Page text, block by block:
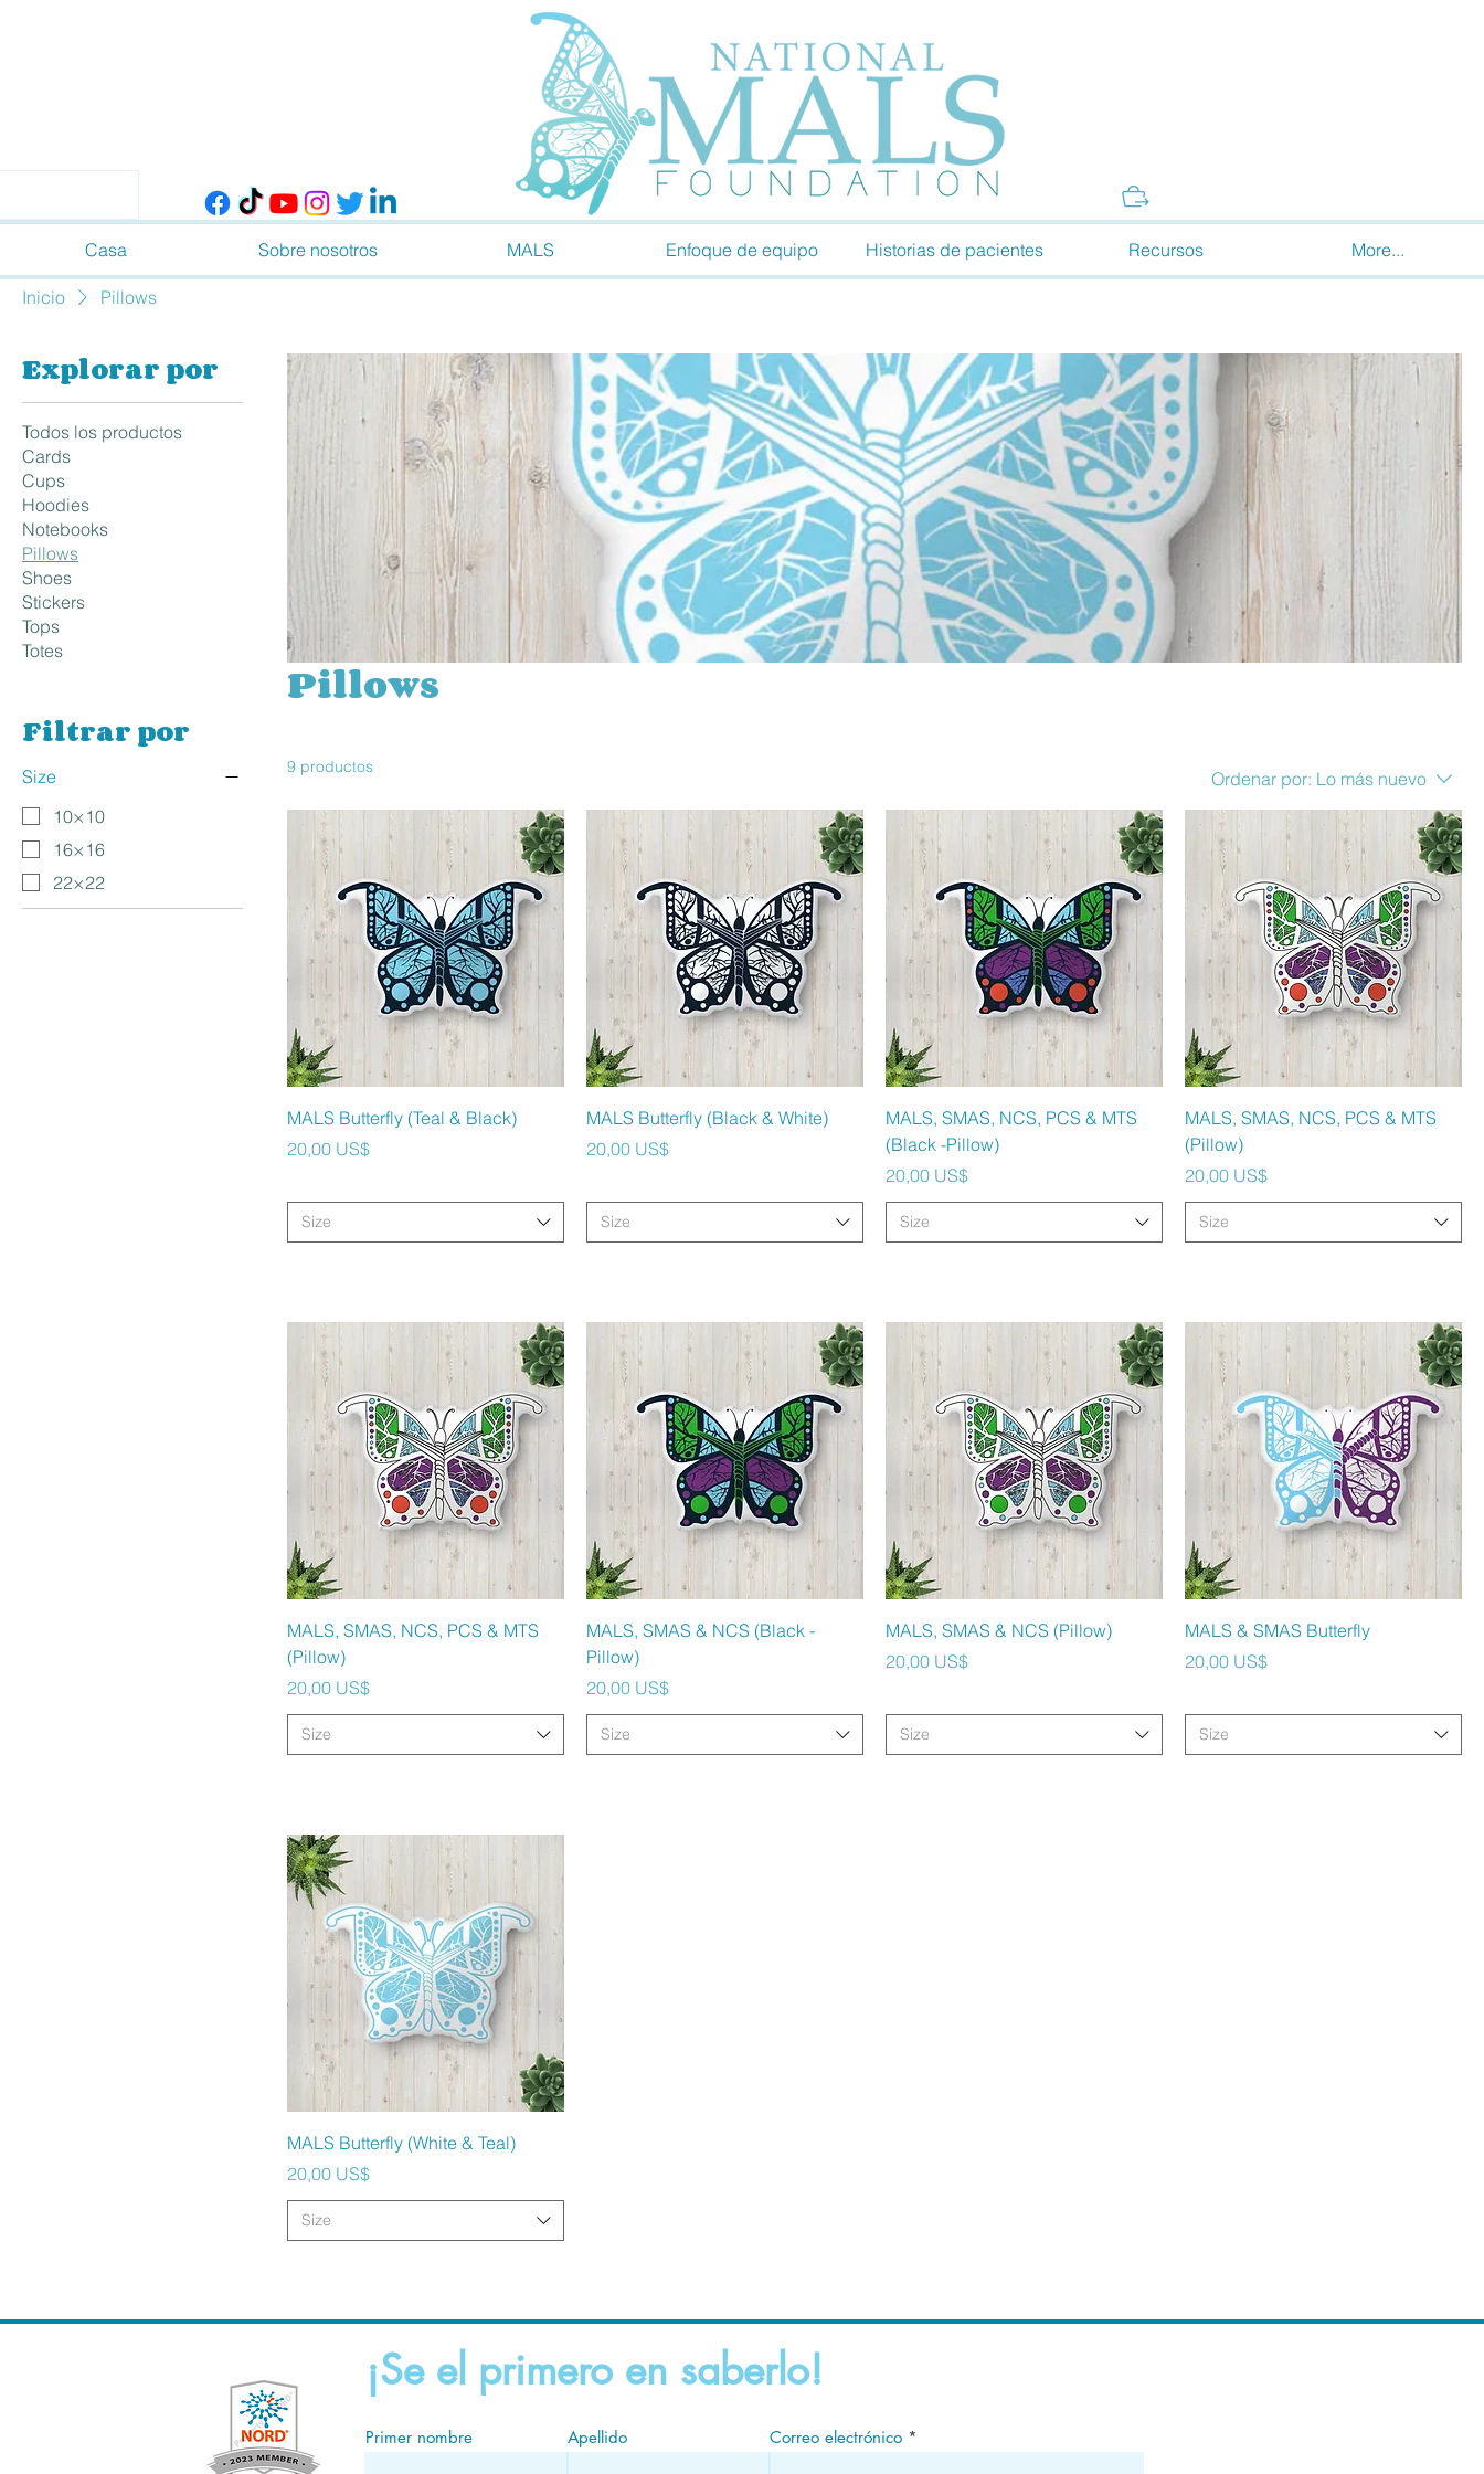
Casa Sobre nosotros MALS Enfoque de equipo Historias de pacientes Recursos More...
Inicio Pillows
Explorar por
Todos los productos
Cards
Cups
Hoodies
Notebooks
Pillows
Shoes
Stickers
Tops
Totes
Filtrar por
Size
10×10
16×16
22×22
Pillows
9 productos
Ordenar por: Lo más nuevo
Vista rápida
MALS Butterfly (Teal & Black)
Precio
20,00 US$
Size
Vista rápida
MALS Butterfly (Black & White)
Precio
20,00 US$
Size
Vista rápida
MALS, SMAS, NCS, PCS & MTS
(Black -Pillow)
Precio
20,00 US$
Size
Vista rápida
MALS, SMAS, NCS, PCS & MTS
(Pillow)
Precio
20,00 US$
Size
Vista rápida
MALS, SMAS, NCS, PCS & MTS
(Pillow)
Precio
20,00 US$
Size
Vista rápida
MALS, SMAS & NCS (Black -
Pillow)
Precio
20,00 US$
Size
Vista rápida
MALS, SMAS & NCS (Pillow)
Precio
20,00 US$
Size
Vista rápida
MALS & SMAS Butterfly
Precio
20,00 US$
Size
Vista rápida
MALS Butterfly (White & Teal)
Precio
20,00 US$
Size
¡Se el primero en saberlo!
Primer nombre Apellido Correo electrónico